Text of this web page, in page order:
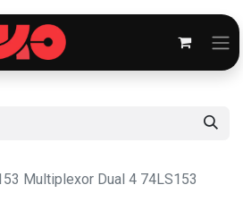
Multiplexor Dual 4 74LS153